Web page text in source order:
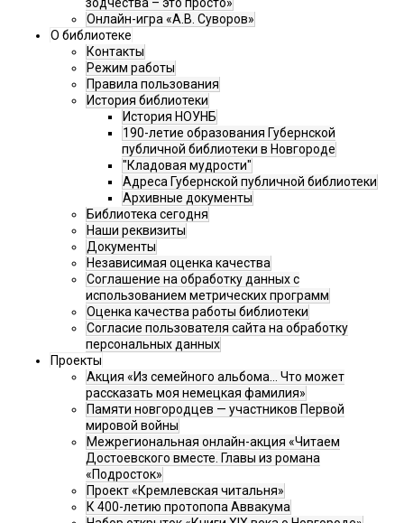
зодчества – это просто»
Онлайн-игра «А.В. Суворов»
О библиотеке
Контакты
Режим работы
Правила пользования
История библиотеки
История НОУНБ
190-летие образования Губернской
публичной библиотеки в Новгороде
"Кладовая мудрости"
Адреса Губернской публичной библиотеки
Архивные документы
Библиотека сегодня
Наши реквизиты
Документы
Независимая оценка качества
Соглашение на обработку данных с
использованием метрических программ
Оценка качества работы библиотеки
Согласие пользователя сайта на обработку
персональных данных
Проекты
Акция «Из семейного альбома... Что может
рассказать моя немецкая фамилия»
Памяти новгородцев — участников Первой
мировой войны
Межрегиональная онлайн-акция «Читаем
Достоевского вместе. Главы из романа
«Подросток»
Проект «Кремлевская читальня»
К 400-летию протопопа Аввакума